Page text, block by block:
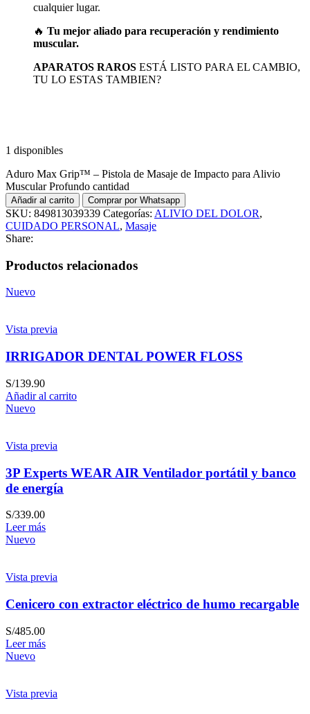
cualquier lugar.
🔥 Tu mejor aliado para recuperación y rendimiento
muscular.
APARATOS RAROS ESTÁ LISTO PARA EL CAMBIO,
TU LO ESTAS TAMBIEN?
1 disponibles
Aduro Max Grip™ – Pistola de Masaje de Impacto para Alivio
Muscular Profundo cantidad
Añadir al carrito Comprar por Whatsapp
SKU: 849813039339 Categorías: ALIVIO DEL DOLOR,
CUIDADO PERSONAL, Masaje
Share:
Productos relacionados
Nuevo
Vista previa
IRRIGADOR DENTAL POWER FLOSS
S/139.90
Añadir al carrito
Nuevo
Vista previa
3P Experts WEAR AIR Ventilador portátil y banco
de energía
S/339.00
Leer más
Nuevo
Vista previa
Cenicero con extractor eléctrico de humo recargable
S/485.00
Leer más
Nuevo
Vista previa